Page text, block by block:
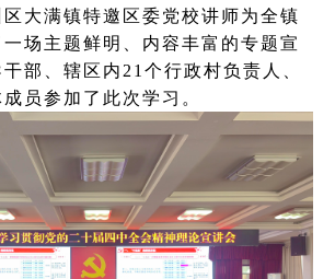
大满镇特邀区委党校讲师为全镇
场主题鲜明、内容丰富的专题宣
部、辖区内21个行政村负责人、
员参加了此次学习。